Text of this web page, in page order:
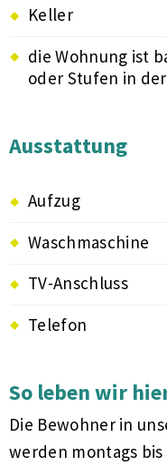
Keller
die Wohnung ist
oder Stufen in
Ausstattung
Aufzug
Waschmaschine
TV-Anschluss
Telefon
So leben wir
Die Bewohner in
werden montags